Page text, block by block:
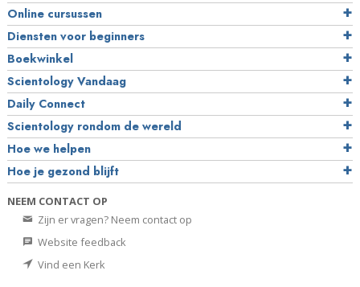
Online cursussen
Diensten voor beginners
Boekwinkel
Scientology Vandaag
Daily Connect
Scientology rondom de wereld
Hoe we helpen
Hoe je gezond blijft
NEEM CONTACT OP
Zijn er vragen? Neem contact op
Website feedback
Vind een Kerk